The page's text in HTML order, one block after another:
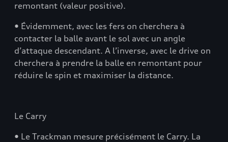
remontant (valeur positive).
• Évidemment, avec les fers on cherchera à
contacter la balle avant le sol avec un angle
d’attaque descendant. A l’inverse, avec le drive on
cherchera à prendre la balle en remontant pour
réduire le spin et maximiser la distance.
Le Carry
• Le Trackman mesure précisément le Carry. La